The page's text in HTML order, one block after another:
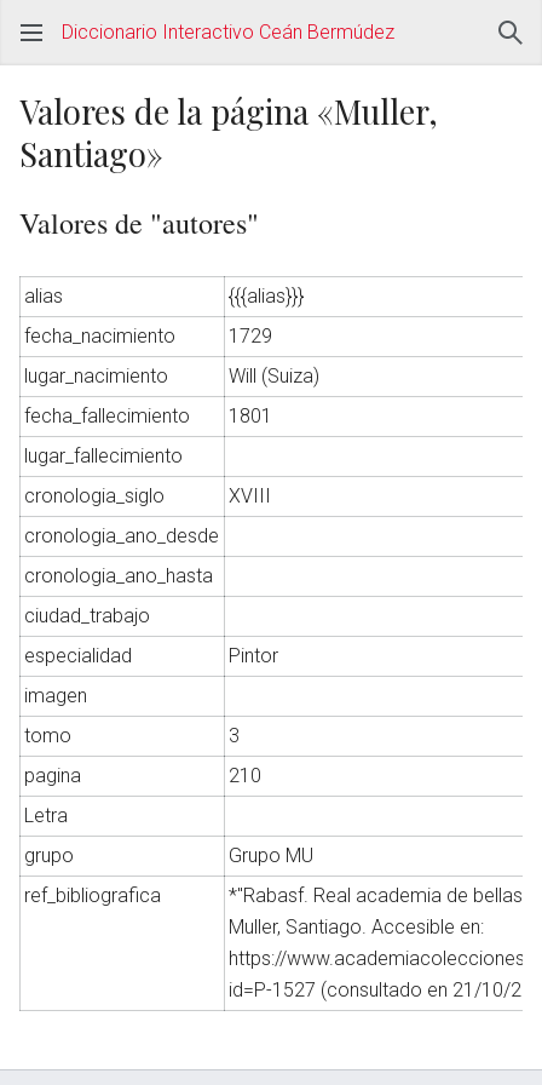
Abrir menú principal
Diccionario Interactivo Ceán Bermúdez
Valores de la página «Muller,
Santiago»
Valores de "autores"
alias
{{{alias}}}
fecha_nacimiento
1729
lugar_nacimiento
Will (Suiza)
fecha_fallecimiento
1801
lugar_fallecimiento
cronologia_siglo
XVIII
cronologia_ano_desde
cronologia_ano_hasta
ciudad_trabajo
especialidad
Pintor
imagen
tomo
3
pagina
210
Letra
grupo
Grupo MU
ref_bibliografica
*"Rabasf. Real academia de bellas
Muller, Santiago. Accesible en:
https://
id=P-1527 (consultado en 21/10/